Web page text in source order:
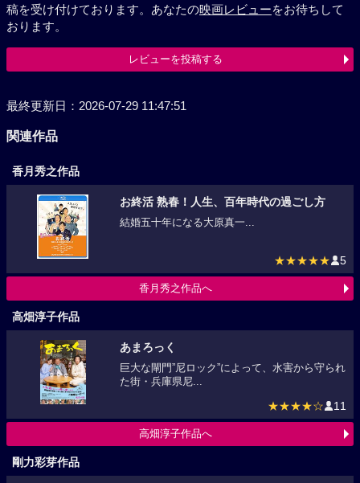
稿を受け付けております。あなたの映画レビューをお待ちして
おります。
レビューを投稿する
最終更新日：2026-07-29 11:47:51
関連作品
香月秀之作品
お終活 熟春！人生、百年時代の過ごし方
結婚五十年になる大原真一...
★★★★★ 5
香月秀之作品へ
高畑淳子作品
あまろっく
巨大な閘門”尼ロック”によって、水害から守られ
た街・兵庫県尼...
★★★★☆ 11
高畑淳子作品へ
剛力彩芽作品